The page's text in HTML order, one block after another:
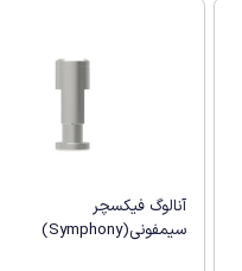
آنالوگ فیکسچر
سیمفونی(Symphony)